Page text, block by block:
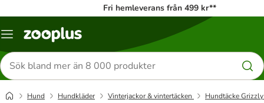
Fri hemleverans från 499 kr**
Katalogmeny
Sök
efter
produkter
Hund Hundkläder Vinterjackor & vintertäcken Hundtäcke